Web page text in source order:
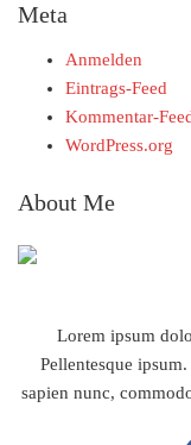
Meta
Anmelden
Eintrags-Feed
Kommentar-
WordPress.org
About Me
Lorem ipsum
Pellentesque
sapien nunc,